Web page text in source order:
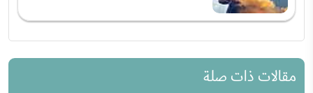
مقالات ذات صلة